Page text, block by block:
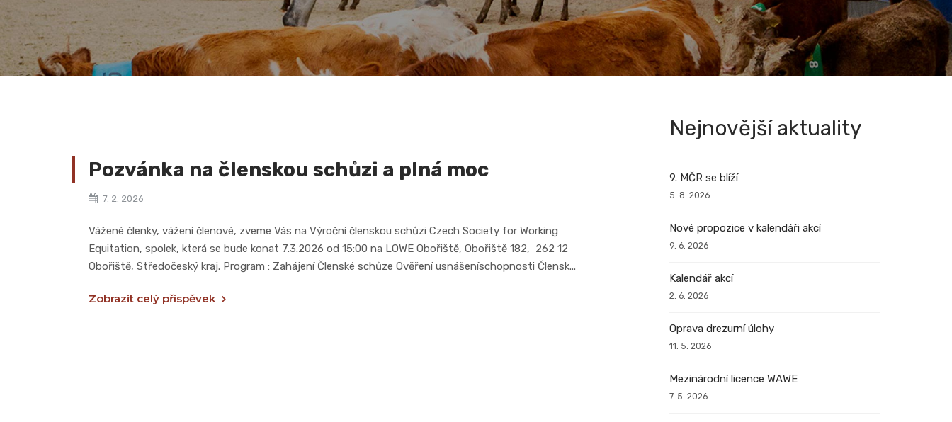
Pozvánka na členskou schůzi a plná moc
7. 2. 2026
Vážené členky, vážení členové, zveme Vás na Výroční členskou schůzi Czech Society for Working
Equitation, spolek, která se bude konat 7.3.2026 od 15:00 na LOWE Obořiště, Obořiště 182, 262 12
Obořiště, Středočeský kraj. Program : Zahájení Členské schůze Ověření usnášeníschopnosti Člensk...
Zobrazit celý příspěvek
Nejnovější aktuality
9. MČR se blíží
5. 8. 2026
Nové propozice v kalendáři akcí
9. 6. 2026
Kalendář akcí
2. 6. 2026
Oprava drezurní úlohy
11. 5. 2026
Mezinárodní licence WAWE
7. 5. 2026